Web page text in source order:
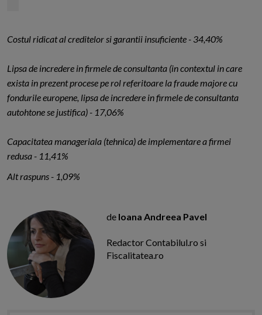
Costul ridicat al creditelor si garantii insuficiente - 34,40%
Lipsa de incredere in firmele de consultanta (in contextul in care
exista in prezent procese pe rol referitoare la fraude majore cu
fondurile europene, lipsa de incredere in firmele de consultanta
autohtone se justifica) - 17,06%
Capacitatea manageriala (tehnica) de implementare a firmei
redusa - 11,41%
Alt raspuns - 1,09%
de Ioana Andreea Pavel
Redactor Contabilul.ro si
Fiscalitatea.ro